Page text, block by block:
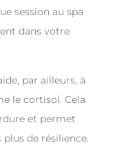
session au spa
dans votre
par ailleurs, à
le cortisol. Cela
et permet
de résilience.